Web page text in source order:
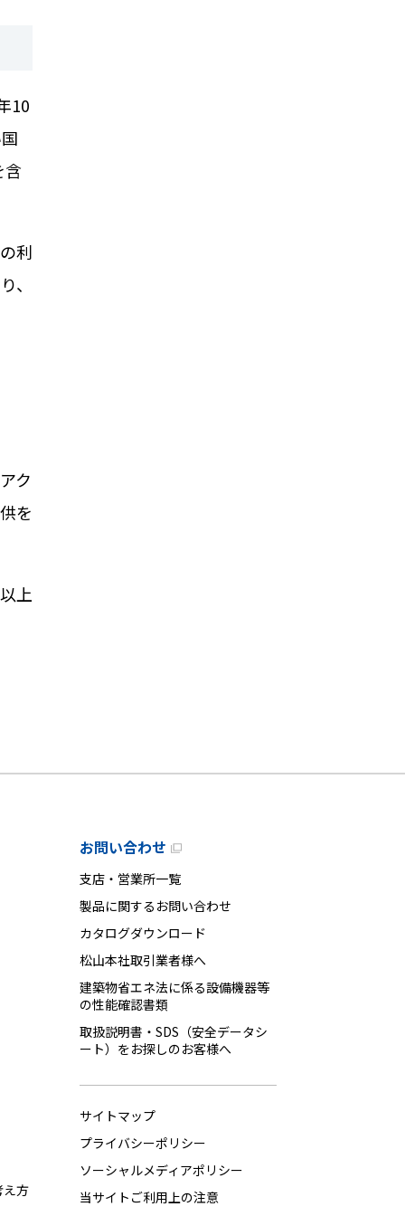
10
含
利
、
ク
を
以上
え方
お問い合わせ
支店・営業所一覧
製品に関するお問い合わせ
カタログダウンロード
松山本社取引業者様へ
建築物省エネ法に係る設備機器等
の性能確認書類
取扱説明書・SDS（安全データシ
ート）をお探しのお客様へ
サイトマップ
プライバシーポリシー
ソーシャルメディアポリシー
当サイトご利用上の注意